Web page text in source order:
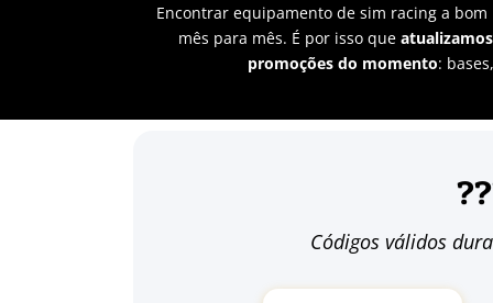
Encontrar equipamento de sim racing a
mês para mês. É por isso que
promoções do momento:
Códigos válidos